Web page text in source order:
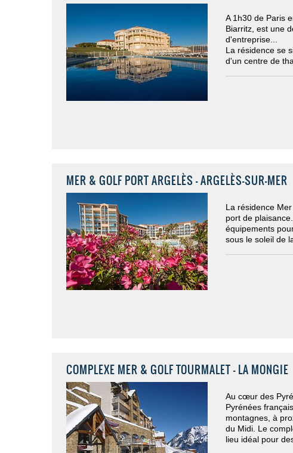
A 1h30 de Paris
Biarritz, est une
d'entreprise...
La résidence se
d'un centre de
MER & GOLF PORT ARGELÈS - ARGELÈS-SUR-MER
La résidence
port de
équipements
sous le soleil de
COMPLEXE MER & GOLF TOURMALET - LA MONGIE
Au cœur des
Pyrénées
montagnes, à
du Midi. Le
lieu idéal pour